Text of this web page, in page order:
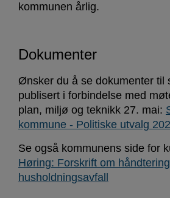
kommunen årlig.
Dokumenter
Ønsker du å se dokumenter til
publisert i forbindelse med
plan, miljø og teknikk 27. mai:
kommune - Politiske utvalg
Se også kommunens side for
Høring: Forskrift om
husholdningsavfall